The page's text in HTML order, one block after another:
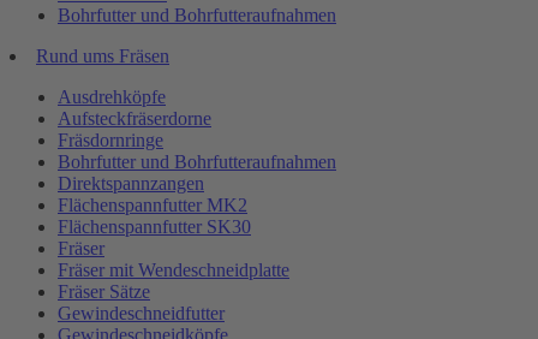
Bohrfutter und Bohrfutteraufnahmen
Rund ums Fräsen
Ausdrehköpfe
Aufsteckfräserdorne
Fräsdornringe
Bohrfutter und Bohrfutteraufnahmen
Direktspannzangen
Flächenspannfutter MK2
Flächenspannfutter SK30
Fräser
Fräser mit Wendeschneidplatte
Fräser Sätze
Gewindeschneidfutter
Gewindeschneidköpfe